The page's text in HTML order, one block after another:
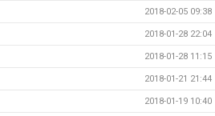
2018-02-05 09:38
2018-01-28 22:04
2018-01-28 11:15
2018-01-21 21:44
2018-01-19 10:40